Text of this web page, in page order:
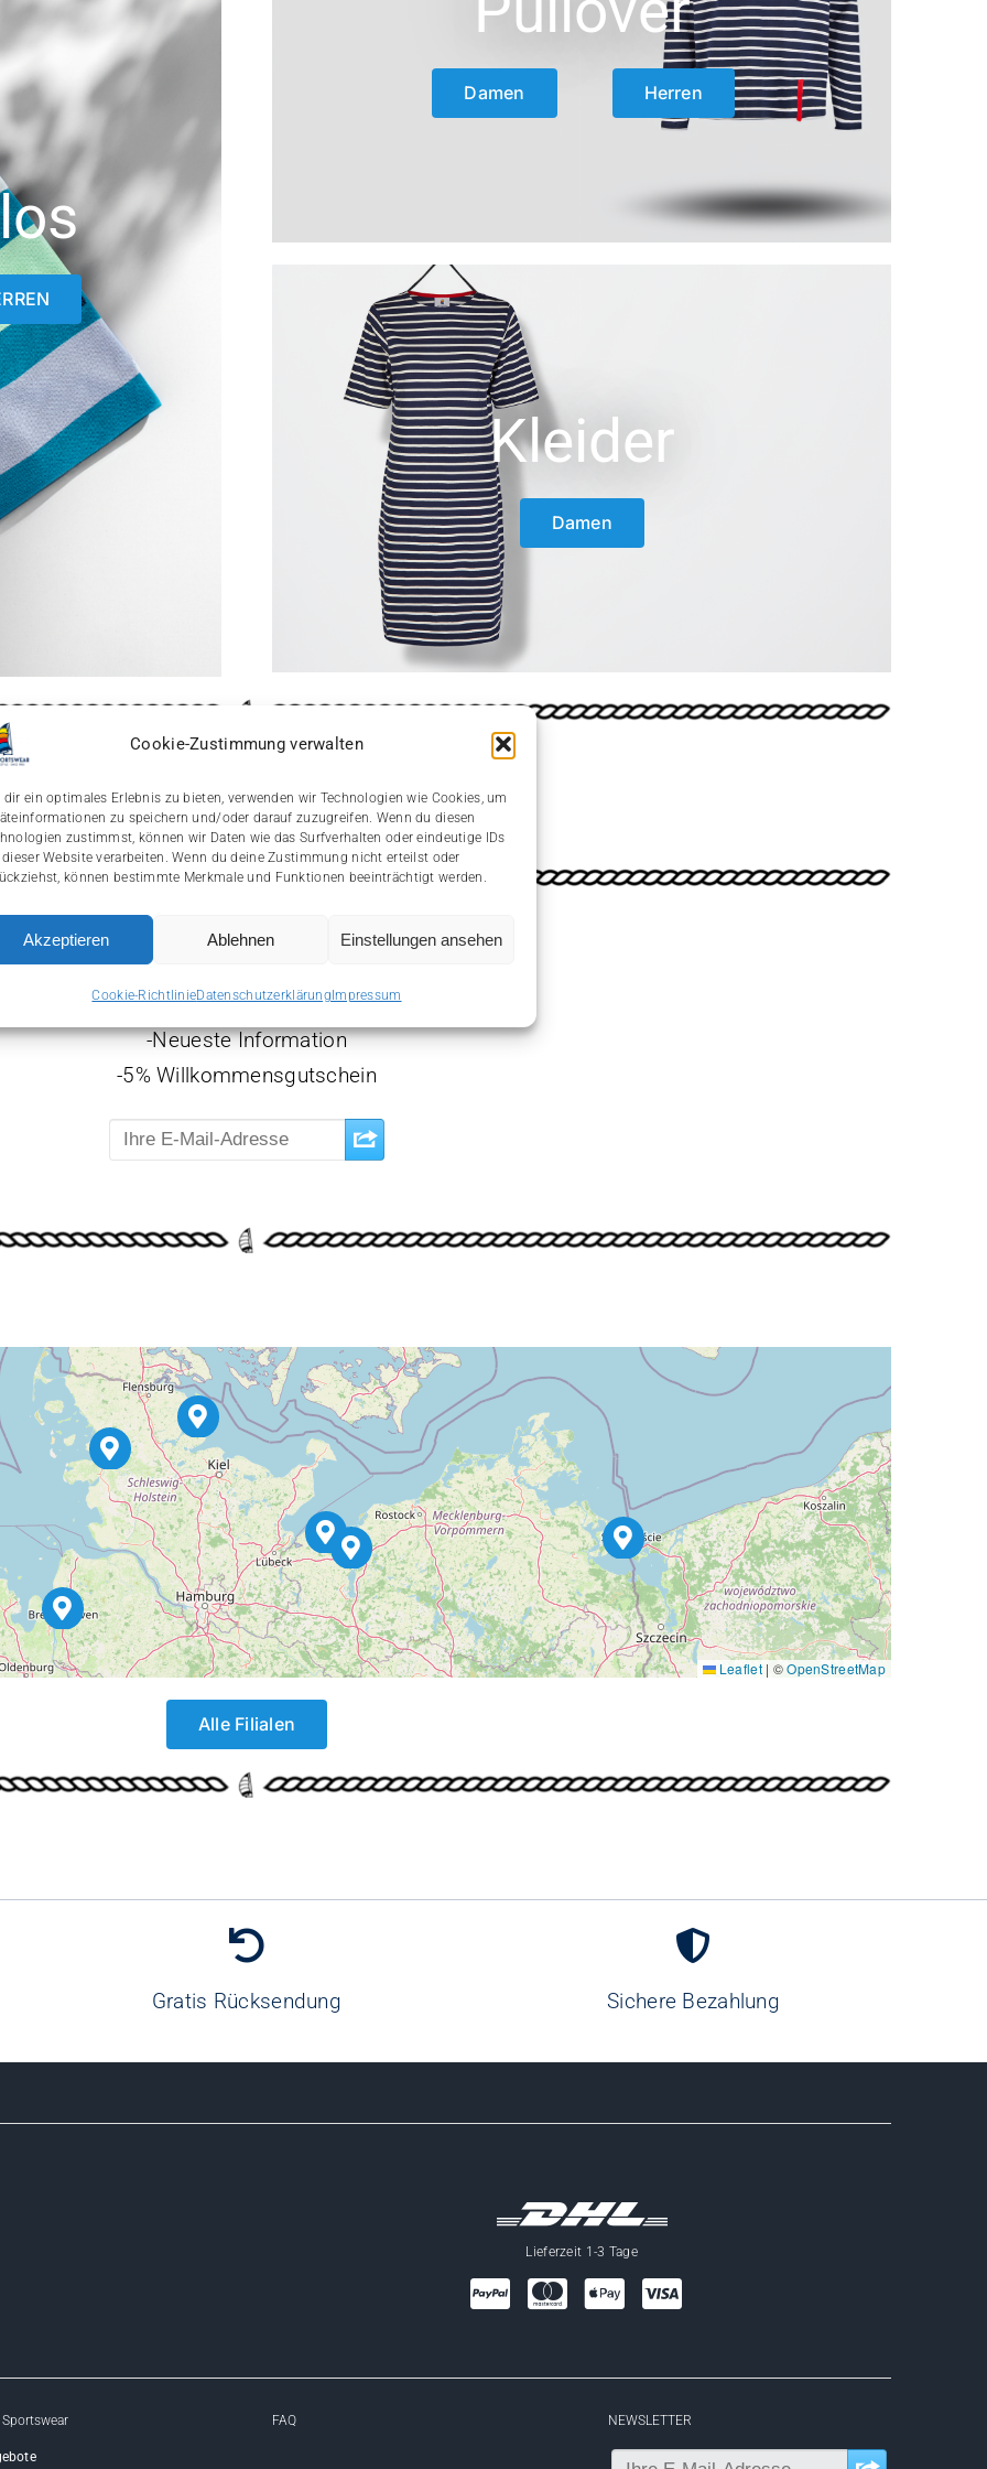
Cookie-Zustimmung verwalten
dir ein optimales Erlebnis zu bieten, verwenden wir Technologien wie Cookies, um
zu speichern und/oder darauf zuzugreifen. Wenn du diesen
zustimmst, können wir Daten wie das Surfverhalten oder eindeutige IDs
Website verarbeiten. Wenn du deine Zustimmung nicht erteilst oder
können bestimmte Merkmale und Funktionen beeinträchtigt werden.
Akzeptieren Ablehnen Einstellungen ansehen
Cookie-RichtlinieDatenschutzerklärung Impressum
Damen Herren
Kleider
Damen
Jetzt zum Newsletter anmelden und 5% Rabatt sichern!
Ihre Vorteile
-Neueste Information
-5% Willkommensgutschein
Leaflet | ©OpenStreetMap
Alle Filialen
Gratis Rücksendung Sichere Bezahlung
Lieferzeit 1-3 Tage
FAQ NEWSLETTER